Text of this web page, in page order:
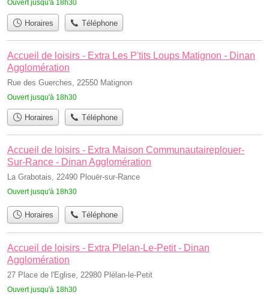
Ouvert jusqu'à 18h30
Horaires Téléphone
Accueil de loisirs - Extra Les P'tits Loups Matignon - Dinan
Agglomération
Rue des Guerches, 22550 Matignon
Ouvert jusqu'à 18h30
Horaires Téléphone
Accueil de loisirs - Extra Maison Communautaireplouer-
Sur-Rance - Dinan Agglomération
La Grabotais, 22490 Plouër-sur-Rance
Ouvert jusqu'à 18h30
Horaires Téléphone
Accueil de loisirs - Extra Plelan-Le-Petit - Dinan
Agglomération
27 Place de l'Eglise, 22980 Plélan-le-Petit
Ouvert jusqu'à 18h30